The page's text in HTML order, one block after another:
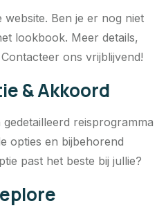
website. Ben je er nog niet
lookbook. Meer details,
ons vrijblijvend!
& Akkoord
reisprogramma
opties en bijbehorend
past het beste bij jullie?